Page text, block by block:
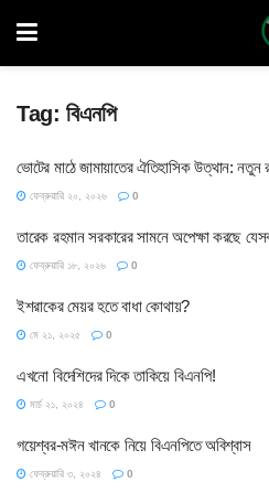
Tag: বিএনপি
ভোটের মাঠে জামায়াতের ঐতিহাসিক উত্থান:
ফেব্রুয়ারি ২০, ২০২৬ 0
তারেক রহমান সরকারের সামনে অপেক্ষা করছে
ফেব্রুয়ারি ১৮, ২০২৬ 0
ইশরাকের মেয়র হতে বাধা কোথায়?
মে ২১, ২০২৫ 0
এখনো বিদেশিদের দিকে তাকিয়ে বিএনপি!
মার্চ ২১, ২০২৪ 0
গয়েশ্বর-মঈন খানকে নিয়ে বিএনপিতে অবিশ্বাস
ফেব্রুয়ারি ৩, ২০২৪ 0